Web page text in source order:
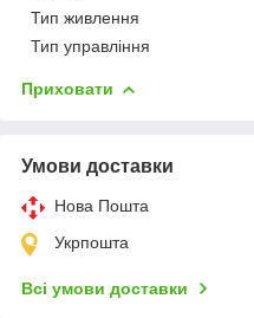
Тип живлення
Тип управління
Приховати
Умови доставки
Нова Пошта
Укрпошта
Всі умови доставки